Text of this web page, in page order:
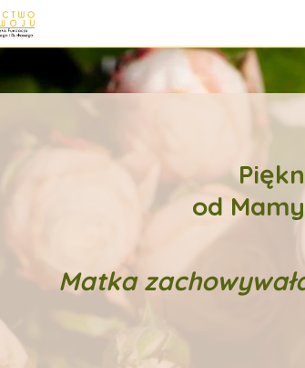
od
Matka